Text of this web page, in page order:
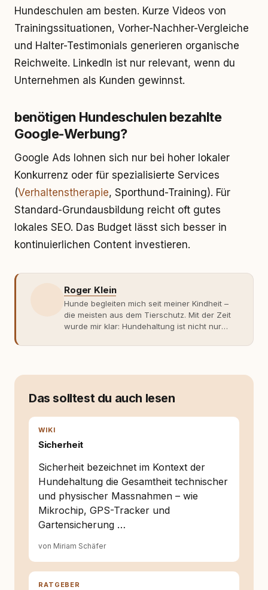
Hundeschulen am besten. Kurze Videos von
Trainingssituationen, Vorher-Nachher-Vergleiche
und Halter-Testimonials generieren organische
Reichweite. LinkedIn ist nur relevant, wenn du
Unternehmen als Kunden gewinnst.
benötigen Hundeschulen bezahlte
Google-Werbung?
Google Ads lohnen sich nur bei hoher lokaler
Konkurrenz oder für spezialisierte Services
(Verhaltenstherapie, Sporthund-Training). Für
Standard-Grundausbildung reicht oft gutes
lokales SEO. Das Budget lässt sich besser in
kontinuierlichen Content investieren.
Roger Klein
Hunde begleiten mich seit meiner Kindheit –
die meisten aus dem Tierschutz. Mit der Zeit
wurde mir klar: Hundehaltung ist nicht nur
Fachwissen. Der Wendepunkt kam mit meinem
moderner Hundeerziehung
entsteht echte Bindung dort, wo Verständnis
Entwicklung entstand rundum.dog – ein
Hundehalter:innen in Deutschland, Österreich
Tierschutz beginnt mit Wissen. Wer seinen
Hund versteht, trifft bessere Entscheidungen –
für ein Zusammenleben, das beiden guttut.
Das solltest du auch lesen
WIKI
Sicherheit
Sicherheit bezeichnet im Kontext der
Hundehaltung die Gesamtheit technischer
und physischer Massnahmen – wie
Mikrochip, GPS-Tracker und
Gartensicherung …
von Miriam Schäfer
RATGEBER